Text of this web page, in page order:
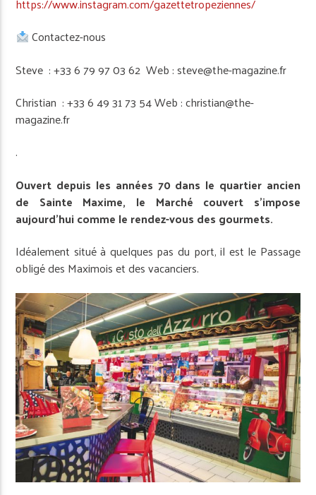
Contactez-nous
Steve : +33 6 79 97 03 62 Web : steve@the-magazine.fr
Christian : +33 6 49 31 73 54 Web : christian@the-
magazine.fr
.
Ouvert depuis les années 70 dans le quartier ancien
de Sainte Maxime, le Marché couvert s’impose
aujourd’hui comme le rendez-vous des gourmets.
Idéalement situé à quelques pas du port, il est le Passage
obligé des Maximois et des vacanciers.